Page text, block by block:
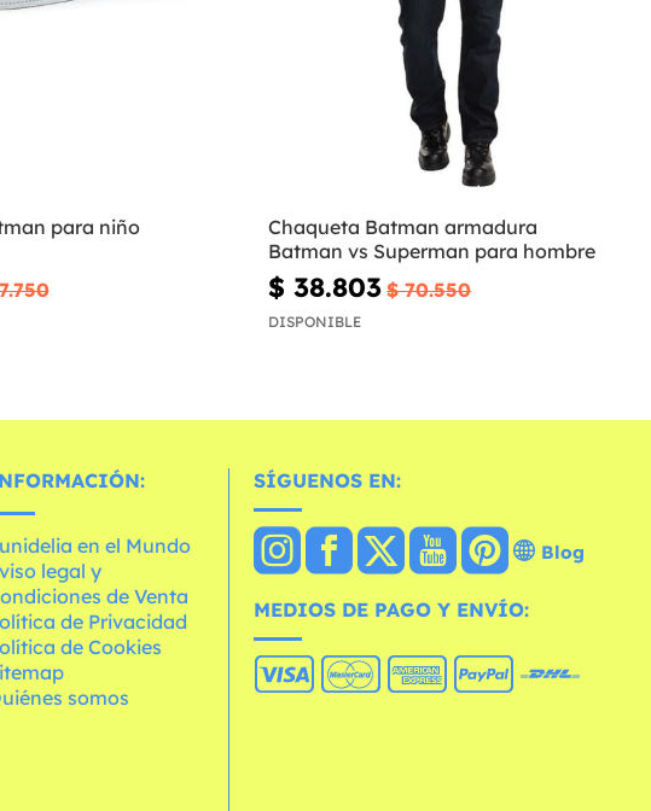
para niño
Chaqueta Batman armadura
Batman vs Superman para hombre
$ 38.803 $ 70.550
DISPONIBLE
en el Mundo
legal y
de Venta
de Privacidad
de Cookies
somos
SÍGUENOS EN:
Blog
MEDIOS DE PAGO Y ENVÍO: